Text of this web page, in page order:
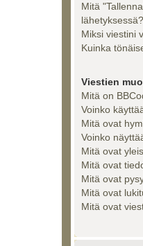
Mitä
lähetyksessä?
Miksi viestini
Kuinka
Viestien
Mitä on
Voinko
Mitä ovat
Voinko
Mitä ovat
Mitä ovat
Mitä ovat
Mitä ovat
Mitä ovat